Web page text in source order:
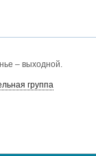
– выходной.
группа